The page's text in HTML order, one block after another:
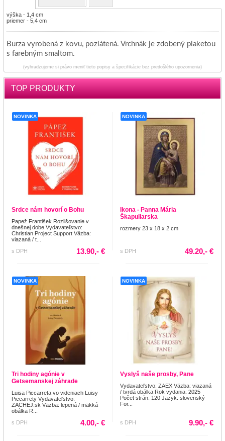
výška - 1,4 cm
priemer - 5,4 cm
Burza vyrobená z kovu, pozlátená. Vrchnák je zdobený plaketou
s farebným smaltom.
(vyhradzujeme si právo meniť tieto popisy a špecifikácie bez predošlého upozornenia)
TOP PRODUKTY
NOVINKA
Srdce nám hovorí o Bohu
Papež František Rozlišovanie v
dnešnej dobe Vydavateľstvo:
Christian Project Support Väzba:
viazaná / t...
s DPH
13.90,- €
NOVINKA
Ikona - Panna Mária
Škapuliarska
rozmery 23 x 18 x 2 cm
s DPH 49.20,- €
NOVINKA
Tri hodiny agónie v
Getsemanskej záhrade
Luisa Piccarreta vo videniach Luisy
Piccarrety Vydavateľstvo:
ZACHEJ.sk Väzba: lepená / mäkká
obálka R...
s DPH
4.00,- €
NOVINKA
Vyslyš naše prosby, Pane
Vydavateľstvo: ZAEX Väzba: viazaná
/ tvrdá obálka Rok vydania: 2025
Počet strán: 120 Jazyk: slovenský
For...
s DPH 9.90,- €